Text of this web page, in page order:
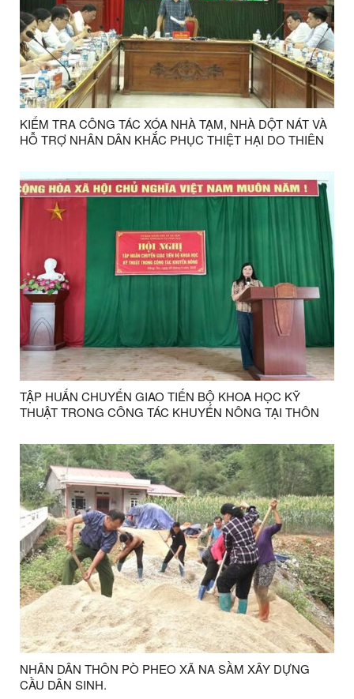
KIỂM TRA CÔNG TÁC XÓA NHÀ TẠM, NHÀ DỘT NÁT VÀ
HỖ TRỢ NHÂN DÂN KHẮC PHỤC THIỆT HẠI DO THIÊN
HÙNG
TẬP HUẤN CHUYỂN GIAO TIẾN BỘ KHOA HỌC KỸ
THUẬT TRONG CÔNG TÁC KHUYẾN NÔNG TẠI THÔN
NHÂN DÂN THÔN PÒ PHEO XÃ NA SẦM XÂY DỰNG
CẦU DÂN SINH.